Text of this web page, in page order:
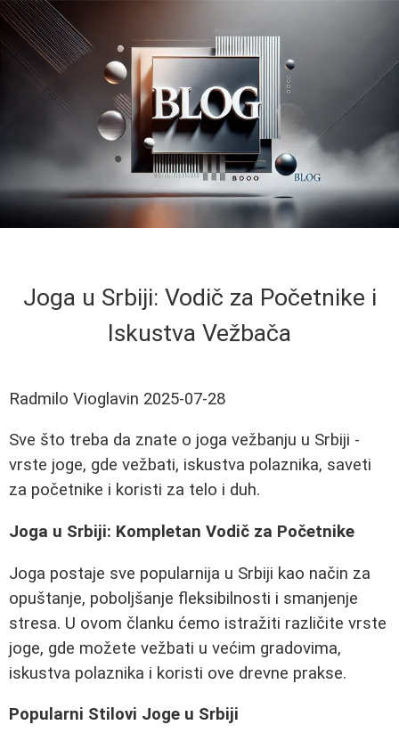
Joga u Srbiji: Vodič za Početnike i
Iskustva Vežbača
Radmilo Vioglavin 2025-07-28
Sve što treba da znate o joga vežbanju u Srbiji -
vrste joge, gde vežbati, iskustva polaznika, saveti
za početnike i koristi za telo i duh.
Joga u Srbiji: Kompletan Vodič za Početnike
Joga postaje sve popularnija u Srbiji kao način za
opuštanje, poboljšanje fleksibilnosti i smanjenje
stresa. U ovom članku ćemo istražiti različite vrste
joge, gde možete vežbati u većim gradovima,
iskustva polaznika i koristi ove drevne prakse.
Popularni Stilovi Joge u Srbiji